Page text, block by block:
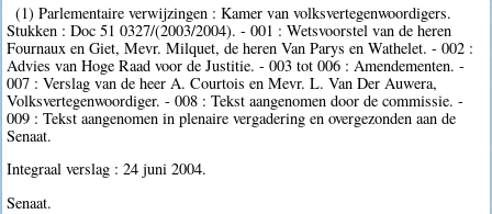
(1) Parlementaire verwijzingen : Kamer van volksvertegenwoordigers.
Stukken : Doc 51 0327/(2003/2004). - 001 : Wetsvoorstel van de heren
Fournaux en Giet, Mevr. Milquet, de heren Van Parys en Wathelet. - 002 :
Advies van Hoge Raad voor de Justitie. - 003 tot 006 : Amendementen. -
007 : Verslag van de heer A. Courtois en Mevr. L. Van Der Auwera,
Volksvertegenwoordiger. - 008 : Tekst aangenomen door de commissie. -
009 : Tekst aangenomen in plenaire vergadering en overgezonden aan de
Senaat.
Integraal verslag : 24 juni 2004.
Senaat.